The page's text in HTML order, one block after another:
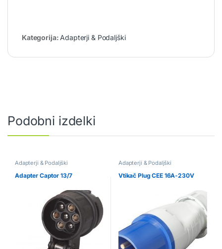
Kategorija:Adapterji & Podaljški
Podobni izdelki
Adapterji & Podaljški
Adapter Captor 13/7
Adapterji & Podaljški
Vtikač Plug CEE 16A-230V